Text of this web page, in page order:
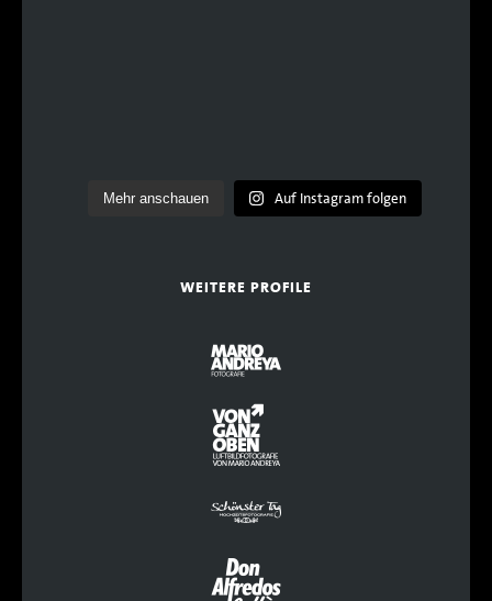
Mehr anschauen Auf Instagram folgen
WEITERE PROFILE